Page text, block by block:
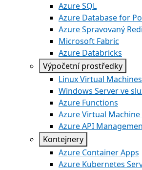
Azure SQL
Azure Database for
Azure Spravovaný
Microsoft Fabric
Azure Databricks
Výpočetní prostředky
Linux Virtual
Windows Server ve
Azure Functions
Azure Virtual Machine
Azure API
Kontejnery
Azure Container Apps
Azure Kubernetes